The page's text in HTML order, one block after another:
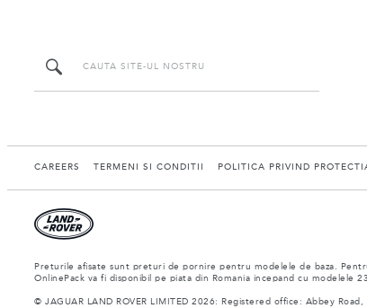
CAREERS TERMENI SI CONDITII POLITICA PRIVIND
Preturile afisate sunt preturi de pornire pentru modelele de baza.
OnlinePack va fi disponibil pe piata din Romania incepand cu modelele
© JAGUAR LAND ROVER LIMITED 2026: Registered office: Abbey